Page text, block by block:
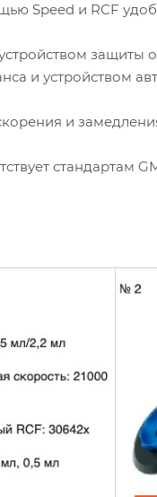
Speed и RCF
защиты
и устройством
и